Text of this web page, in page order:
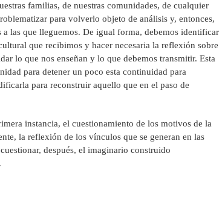
familias, de nuestras comunidades, de cualquier
para volverlo objeto de análisis y, entonces,
a las que lleguemos. De igual forma, debemos identificar
que recibimos y hacer necesaria la reflexión sobre
lo que nos enseñan y lo que debemos transmitir. Esta
para detener un poco esta continuidad para
para reconstruir aquello que en el paso de
instancia, el cuestionamiento de los motivos de la
la reflexión de los vínculos que se generan en las
después, el imaginario construido